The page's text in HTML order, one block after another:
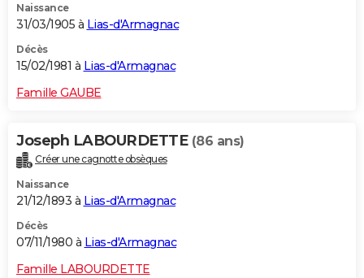
Naissance
31/03/1905 à Lias-d'Armagnac
Décès
15/02/1981 à Lias-d'Armagnac
Famille GAUBE
Joseph LABOURDETTE (86 ans)
Créer une cagnotte obsèques
Naissance
21/12/1893 à Lias-d'Armagnac
Décès
07/11/1980 à Lias-d'Armagnac
Famille LABOURDETTE